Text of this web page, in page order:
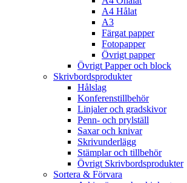
A4 Hålat
A3
Färgat papper
Fotopapper
Övrigt papper
Övrigt Papper och block
Skrivbordsprodukter
Hålslag
Konferenstillbehör
Linjaler och gradskivor
Penn- och prylställ
Saxar och knivar
Skrivunderlägg
Stämplar och tillbehör
Övrigt Skrivbordsprodukter
Sortera & Förvara